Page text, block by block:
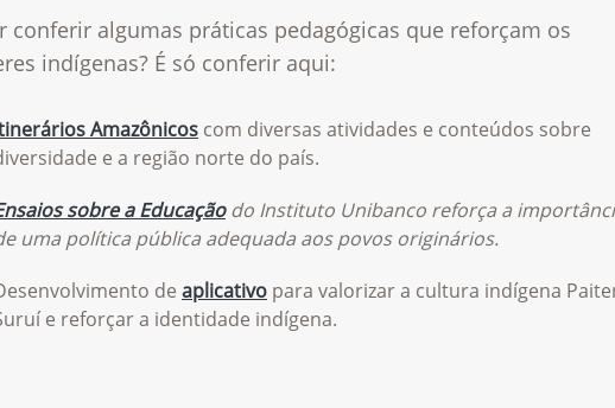
conferir algumas práticas pedagógicas que reforçam os
indígenas? É só conferir aqui:
Amazônicos com diversas atividades e conteúdos sobre
e a região norte do país.
sobre a Educaçãodo Instituto Unibanco reforça a
uma política pública adequada aos povos originários.
de aplicativo para valorizar a cultura indígena
e reforçar a identidade indígena.